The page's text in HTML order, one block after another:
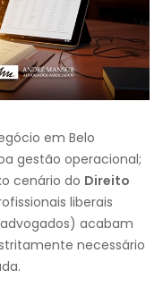
em Belo
gestão operacional;
cenário do Direito
liberais
acabam
necessário